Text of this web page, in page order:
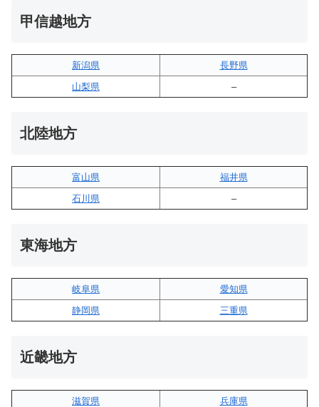
甲信越地方
新潟県
長野県
山梨県
–
北陸地方
富山県
福井県
石川県
–
東海地方
岐阜県
愛知県
静岡県
三重県
近畿地方
滋賀県
兵庫県